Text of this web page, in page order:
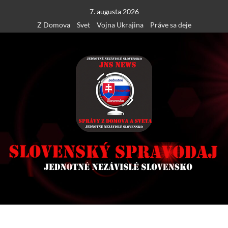
content
7. augusta 2026
Z Domova
Svet Vojna Ukrajina Práve sa deje